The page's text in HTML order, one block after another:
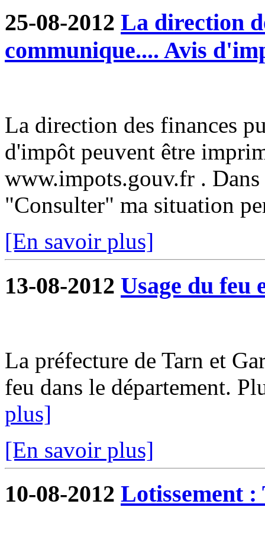
25-08-2012 La direction
communique.... Avis
La direction des finances
d'impôt peuvent être
www.impots.gouv.fr .
"Consulter" ma situation
[En savoir plus]
13-08-2012 Usage du feu
La préfecture de Tarn et
feu dans le département.
plus]
[En savoir plus]
10-08-2012 Lotissement